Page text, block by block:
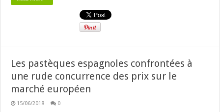
Les pastèques espagnoles confrontées à
une rude concurrence des prix sur le
marché européen
15/06/2018 0